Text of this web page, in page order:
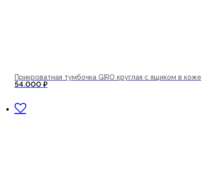
Прикроватная тумбочка GIRO круглая с ящиком в коже
54.000 ₽